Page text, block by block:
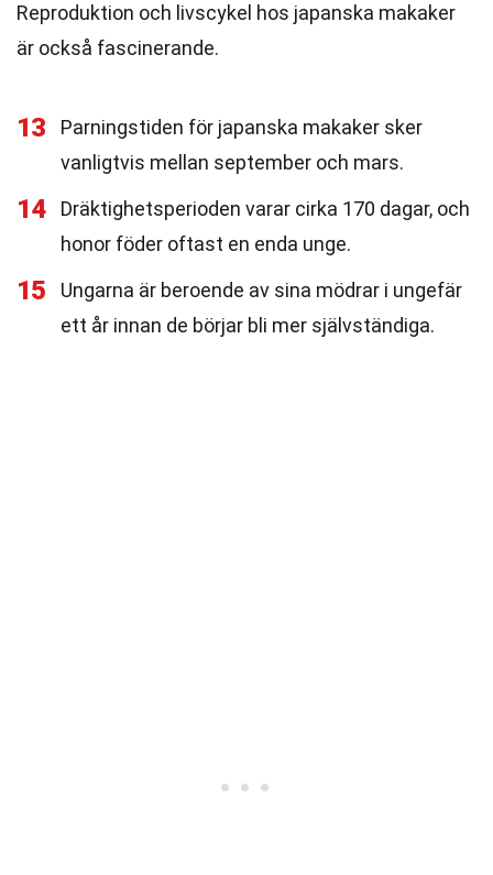
Reproduktion och livscykel hos japanska makaker
är också fascinerande.
13
Parningstiden för japanska makaker sker
vanligtvis mellan september och mars.
14
Dräktighetsperioden varar cirka 170 dagar, och
honor föder oftast en enda unge.
15
Ungarna är beroende av sina mödrar i ungefär
ett år innan de börjar bli mer självständiga.